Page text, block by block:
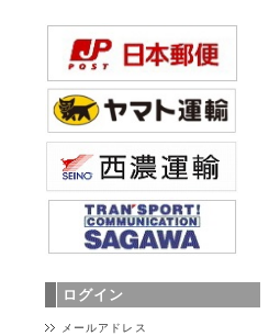
ログイン
メールアドレス